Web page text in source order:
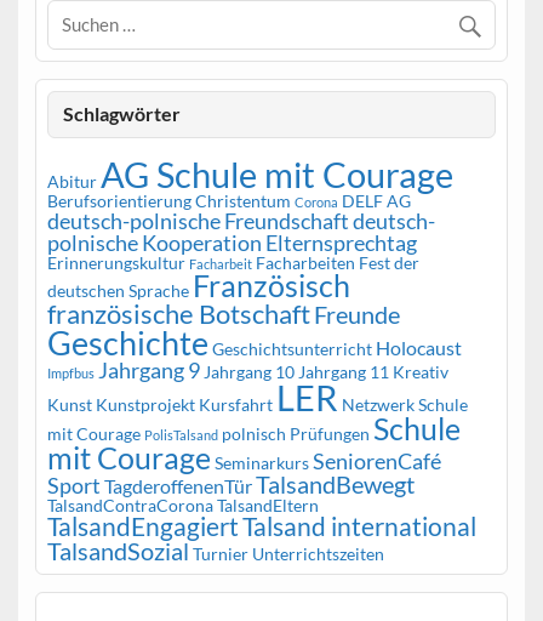
Schlagwörter
AbiturAG Schule mit Courage
BerufsorientierungChristentum Corona DELF AG
deutsch-polnische Freundschaftdeutsch-
polnische Kooperation Elternsprechtag
Erinnerungskultur Facharbeit Facharbeiten Fest der
deutschen Sprache Französisch
französische BotschaftFreunde
Geschichte Geschichtsunterricht Holocaust
Impfbus Jahrgang 9 Jahrgang 10 Jahrgang 11 Kreativ
Kunst Kunstprojekt Kursfahrt LER Netzwerk Schule
mit Courage PolisTalsand polnisch Prüfungen Schule
mit Courage SeminarkursSeniorenCafé
Sport TagderoffenenTürTalsandBewegt
TalsandContraCoronaTalsandEltern
TalsandEngagiertTalsand international
TalsandSozial Turnier Unterrichtszeiten